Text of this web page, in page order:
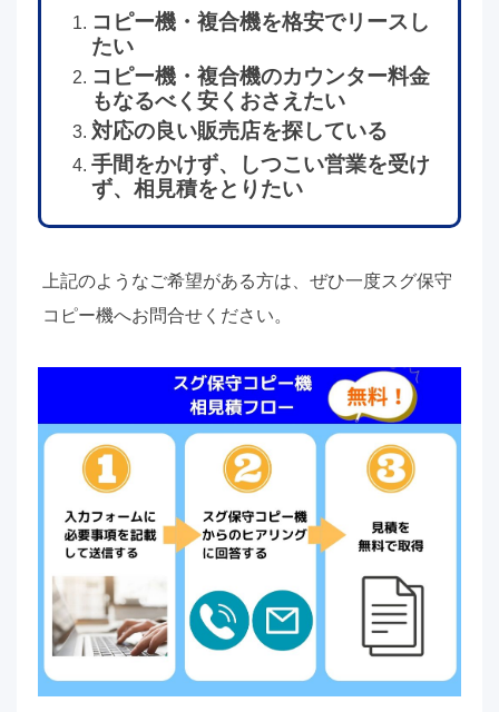
コピー機・複合機を格安でリースし
たい
コピー機・複合機のカウンター料金
もなるべく安くおさえたい
対応の良い販売店を探している
手間をかけず、しつこい営業を受け
ず、相見積をとりたい
上記のようなご希望がある方は、ぜひ一度スグ保守
コピー機へお問合せください。